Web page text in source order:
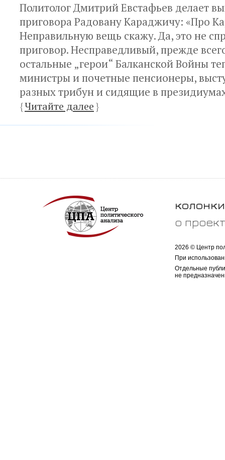
Политолог Дмитрий Евстафьев делает
приговора Радовану Караджичу: «Про
Неправильную вещь скажу. Да, это не
приговор. Несправедливый, прежде
остальные „герои“ Балканской Войны
министры и почетные пенсионеры,
разных трибун и сидящие в
{Читайте далее}
колонки
о
2026 © Центр
При
Отдельные
не